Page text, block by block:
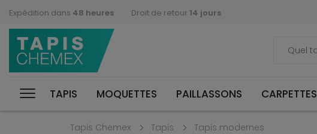
Expédition dans 48 heures Droit de retour 14 jours
TAPIS MOQUETTES PAILLASSONS CARPETTES
Tapis Chemex Tapis Tapis modernes